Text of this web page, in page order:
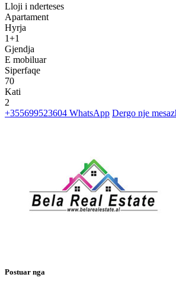
Lloji i nderteses
Apartament
Hyrja
1+1
Gjendja
E mobiluar
Siperfaqe
70
Kati
2
+355699523604 WhatsApp Dergo nje
Postuar nga